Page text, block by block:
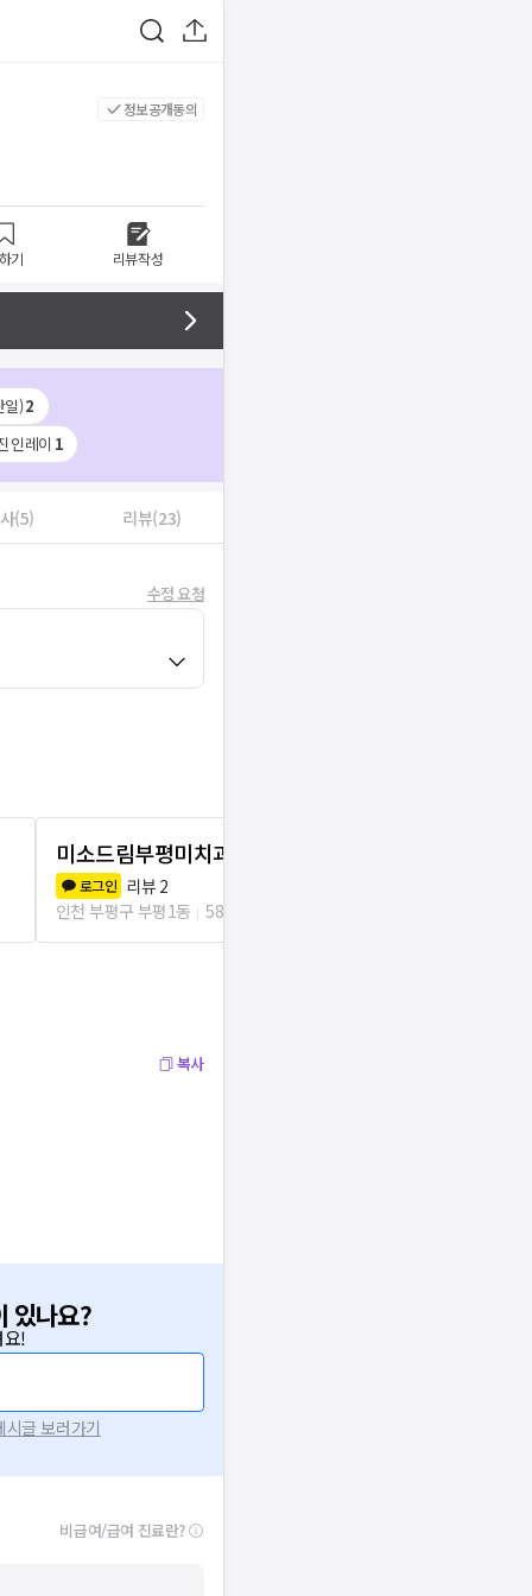
정보공개동의
기 리뷰작성
일)2
인레이 1
(5) 리뷰(23)
수정 요청
미소드림부평미치과의원
로그인 리뷰 2
인천 부평구 부평1동
58m
복사
있나요?
요!
글 보러가기
비급여/급여 진료란?